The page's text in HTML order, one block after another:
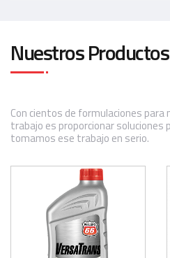
Nuestros Productos
Con cientos de formulaciones
trabajo es proporcionar soluciones
tomamos ese trabajo en serio.